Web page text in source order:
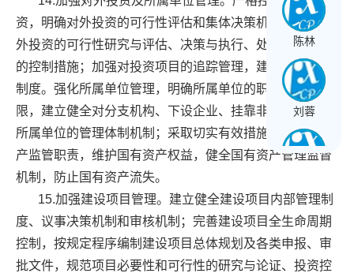
资，明确对外投资的可行性评估和集体决策机制；明确对
外投资的可行性研究与评估、决策与执行、处置等各环节
的控制措施；加强对投资项目的追踪管理，建立责任追究
制度。强化所属单位管理，明确所属单位的职能定位和权
限，建立健全对分支机构、下设企业、挂靠非营利机构等
所属单位的管理体制机制；采取切实有效措施履行国有资
产监管职责，维护国有资产权益，健全国有资产管理监督
机制，防止国有资产流失。
15.加强建设项目管理。建立健全建设项目内部管理制
度、议事决策机制和审核机制；完善建设项目全生命周期
控制，按规定程序编制建设项目总体规划及各类申报、审
批文件，规范项目必要性和可行性的研究与论证、投资控
陈林
刘蓉
黄文星